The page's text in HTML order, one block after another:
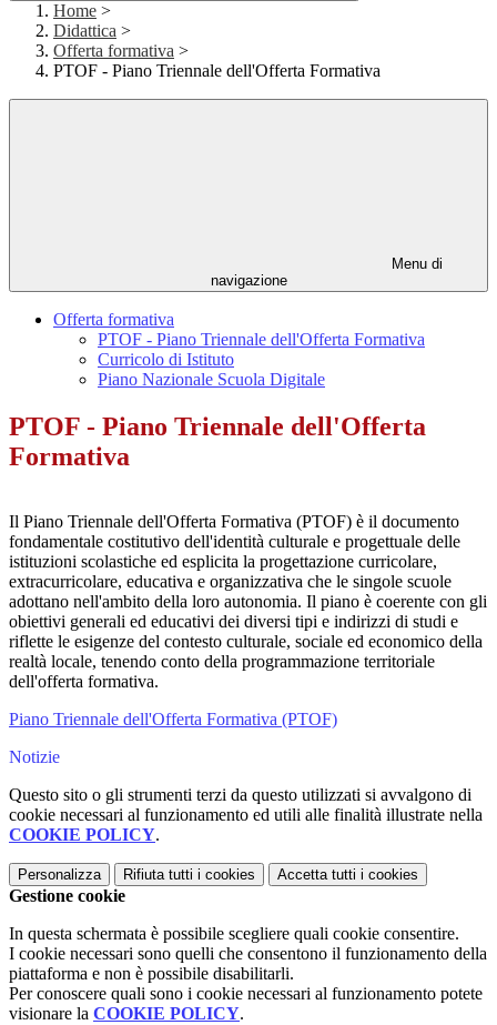
Home >
Didattica >
Offerta formativa >
PTOF - Piano Triennale dell'Offerta Formativa
Menu di
navigazione
Offerta formativa
PTOF - Piano Triennale dell'Offerta Formativa
Curricolo di Istituto
Piano Nazionale Scuola Digitale
PTOF - Piano Triennale dell'Offerta
Formativa
Il Piano Triennale dell'Offerta Formativa (PTOF) è il documento
fondamentale costitutivo dell'identità culturale e progettuale delle
istituzioni scolastiche ed esplicita la progettazione curricolare,
extracurricolare, educativa e organizzativa che le singole scuole
adottano nell'ambito della loro autonomia. Il piano è coerente con gli
obiettivi generali ed educativi dei diversi tipi e indirizzi di studi e
riflette le esigenze del contesto culturale, sociale ed economico della
realtà locale, tenendo conto della programmazione territoriale
dell'offerta formativa.
Piano Triennale dell'Offerta Formativa (PTOF)
Notizie
Questo sito o gli strumenti terzi da questo utilizzati si avvalgono di
cookie necessari al funzionamento ed utili alle finalità illustrate nella
COOKIE POLICY.
Personalizza Rifiuta tutti i cookies Accetta tutti i cookies
Gestione cookie
In questa schermata è possibile scegliere quali cookie consentire.
I cookie necessari sono quelli che consentono il funzionamento della
piattaforma e non è possibile disabilitarli.
Per conoscere quali sono i cookie necessari al funzionamento potete
visionare la COOKIE POLICY.